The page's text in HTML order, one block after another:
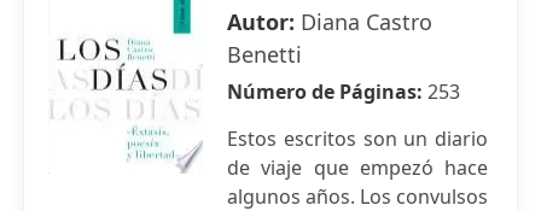
Autor: Diana Castro
Benetti
Número de Páginas: 253
Estos escritos son un diario
de viaje que empezó hace
algunos años. Los convulsos